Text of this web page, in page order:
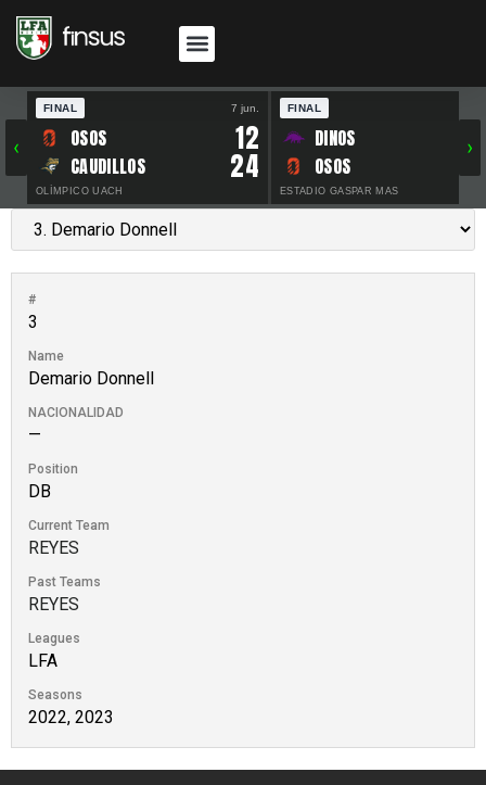
‹
FINAL 7 jun.
OSOS 12
CAUDILLOS 24
OLÍMPICO UACH
FINAL
DINOS
OSOS
ESTADIO GASPAR MAS
›
#
3
Name
Demario Donnell
NACIONALIDAD
—
Position
DB
Current Team
REYES
Past Teams
REYES
Leagues
LFA
Seasons
2022, 2023